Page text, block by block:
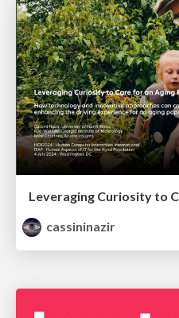
cassininazir